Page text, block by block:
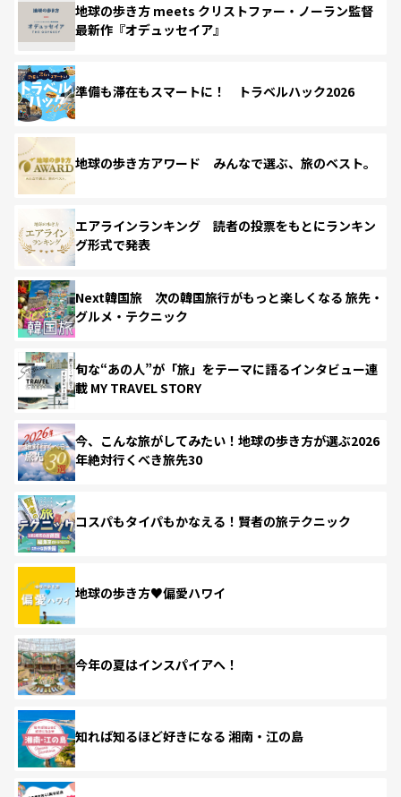
地球の歩き方 meets クリストファー・ノーラン監督
最新作『オデュッセイア』
準備も滞在もスマートに！ トラベルハック2026
地球の歩き方アワード みんなで選ぶ、旅のベスト。
エアラインランキング 読者の投票をもとにランキン
グ形式で発表
Next韓国旅 次の韓国旅行がもっと楽しくなる 旅先・
グルメ・テクニック
旬な“あの人”が「旅」をテーマに語るインタビュー連
載 MY TRAVEL STORY
今、こんな旅がしてみたい！地球の歩き方が選ぶ2026
年絶対行くべき旅先30
コスパもタイパもかなえる！賢者の旅テクニック
地球の歩き方♥偏愛ハワイ
今年の夏はインスパイアへ！
知れば知るほど好きになる 湘南・江の島